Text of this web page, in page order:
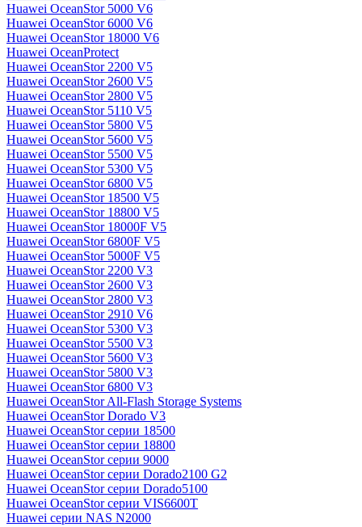
Huawei OceanStor 5000 V6
Huawei OceanStor 6000 V6
Huawei OceanStor 18000 V6
Huawei OceanProtect
Huawei OceanStor 2200 V5
Huawei OceanStor 2600 V5
Huawei OceanStor 2800 V5
Huawei OceanStor 5110 V5
Huawei OceanStor 5800 V5
Huawei OceanStor 5600 V5
Huawei OceanStor 5500 V5
Huawei OceanStor 5300 V5
Huawei OceanStor 6800 V5
Huawei OceanStor 18500 V5
Huawei OceanStor 18800 V5
Huawei OceanStor 18000F V5
Huawei OceanStor 6800F V5
Huawei OceanStor 5000F V5
Huawei OceanStor 2200 V3
Huawei OceanStor 2600 V3
Huawei OceanStor 2800 V3
Huawei OceanStor 2910 V6
Huawei OceanStor 5300 V3
Huawei OceanStor 5500 V3
Huawei OceanStor 5600 V3
Huawei OceanStor 5800 V3
Huawei OceanStor 6800 V3
Huawei OceanStor All-Flash Storage Systems
Huawei OceanStor Dorado V3
Huawei OceanStor серии 18500
Huawei OceanStor серии 18800
Huawei OceanStor серии 9000
Huawei OceanStor серии Dorado2100 G2
Huawei OceanStor серии Dorado5100
Huawei OceanStor серии VIS6600T
Huawei серии NAS N2000